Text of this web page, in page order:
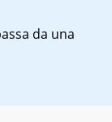
da una